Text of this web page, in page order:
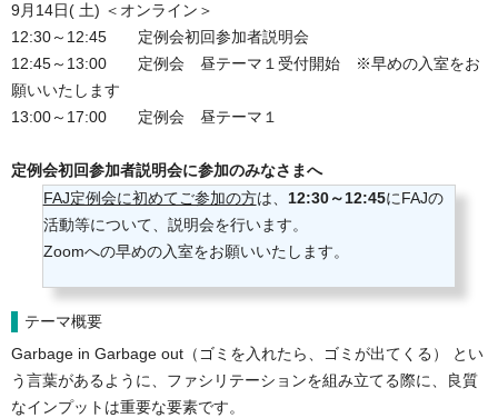
9月14日( 土) ＜オンライン＞
12:30～12:45　　定例会初回参加者説明会
12:45～13:00　　定例会　昼テーマ１受付開始　※早めの入室をお
願いいたします
13:00～17:00　　定例会　昼テーマ１
定例会初回参加者説明会に参加のみなさまへ
FAJ定例会に初めてご参加の方は、 12:30～12:45にFAJの
活動等について、説明会を行います。
Zoomへの早めの入室をお願いいたします。
テーマ概要
Garbage in Garbage out（ゴミを入れたら、ゴミが出てくる） とい
う言葉があるように、ファシリテーションを組み立てる際に、良質
なインプットは重要な要素です。